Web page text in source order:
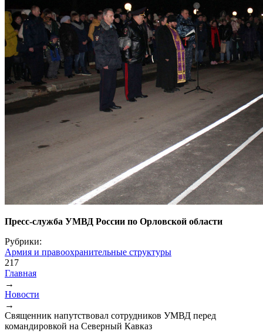
Пресс-служба УМВД России по Орловской области
Рубрики:
Армия и правоохранительные структуры
217
Вы здесь
Главная
→
Новости
→
Священник напутствовал сотрудников УМВД перед
командировкой на Северный Кавказ